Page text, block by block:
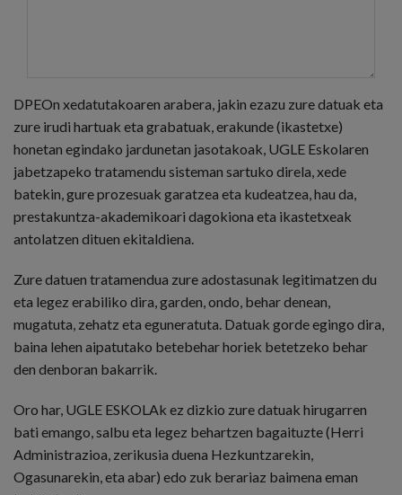
DPEOn xedatutakoaren arabera, jakin ezazu zure datuak eta
zure irudi hartuak eta grabatuak, erakunde (ikastetxe)
honetan egindako jardunetan jasotakoak, UGLE Eskolaren
jabetzapeko tratamendu sisteman sartuko direla, xede
batekin, gure prozesuak garatzea eta kudeatzea, hau da,
prestakuntza-akademikoari dagokiona eta ikastetxeak
antolatzen dituen ekitaldiena.
Zure datuen tratamendua zure adostasunak legitimatzen du
eta legez erabiliko dira, garden, ondo, behar denean,
mugatuta, zehatz eta eguneratuta. Datuak gorde egingo dira,
baina lehen aipatutako betebehar horiek betetzeko behar
den denboran bakarrik.
Oro har, UGLE ESKOLAk ez dizkio zure datuak hirugarren
bati emango, salbu eta legez behartzen bagaituzte (Herri
Administrazioa, zerikusia duena Hezkuntzarekin,
Ogasunarekin, eta abar) edo zuk berariaz baimena eman